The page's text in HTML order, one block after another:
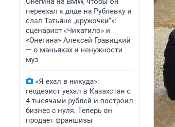
переехал к дяде на Рублевку и
слал Татьяне „кружочки“»:
сценарист «Чикатило» и
«Онегина» Алексей Гравицкий
— о маньяках и ненужности
муз
«Я ехал в никуда»:
геодезист уехал в Казахстан с
4 тысячами рублей и построил
бизнес с нуля. Теперь он
продает франшизы